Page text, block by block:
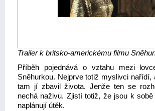
Trailer k britsko-americkému filmu
Příběh pojednává o vztahu mezi
Sněhurkou. Nejprve totiž myslivci
tam jí zbavil života. Jenže ten se
nechá naživu. Zjistí totiž, že jsou k
naplánují útěk.